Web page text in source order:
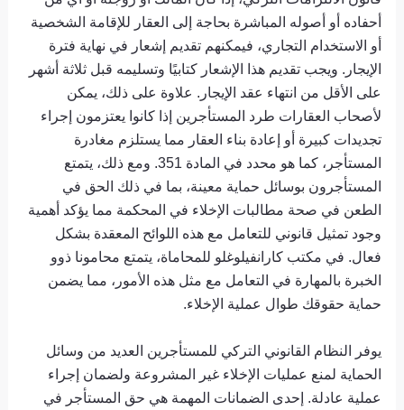
أحفاده أو أصوله المباشرة بحاجة إلى العقار للإقامة الشخصية
أو الاستخدام التجاري، فيمكنهم تقديم إشعار في نهاية فترة
الإيجار. ويجب تقديم هذا الإشعار كتابيًا وتسليمه قبل ثلاثة أشهر
على الأقل من انتهاء عقد الإيجار. علاوة على ذلك، يمكن
لأصحاب العقارات طرد المستأجرين إذا كانوا يعتزمون إجراء
تجديدات كبيرة أو إعادة بناء العقار مما يستلزم مغادرة
المستأجر، كما هو محدد في المادة 351. ومع ذلك، يتمتع
المستأجرون بوسائل حماية معينة، بما في ذلك الحق في
الطعن في صحة مطالبات الإخلاء في المحكمة مما يؤكد أهمية
وجود تمثيل قانوني للتعامل مع هذه اللوائح المعقدة بشكل
فعال. في مكتب كارانفيلوغلو للمحاماة، يتمتع محامونا ذوو
الخبرة بالمهارة في التعامل مع مثل هذه الأمور، مما يضمن
حماية حقوقك طوال عملية الإخلاء.
يوفر النظام القانوني التركي للمستأجرين العديد من وسائل
الحماية لمنع عمليات الإخلاء غير المشروعة ولضمان إجراء
عملية عادلة. إحدى الضمانات المهمة هي حق المستأجر في